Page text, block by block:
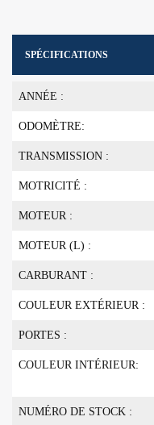
SPÉCIFICATIONS
ANNÉE :
ODOMÈTRE:
TRANSMISSION :
MOTRICITÉ :
MOTEUR :
MOTEUR (L) :
CARBURANT :
COULEUR EXTÉRIEUR :
PORTES :
COULEUR INTÉRIEUR:
NUMÉRO DE STOCK :